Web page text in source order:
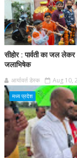
सीहोर : पार्वती का जल
जलाभिषेक
आर्यावर्त डेस्क Aug 10,
मध्य प्रदेश